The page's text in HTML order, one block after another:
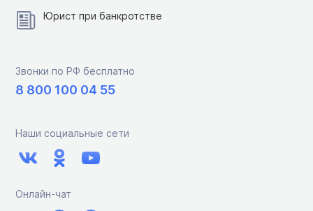
Юрист при банкротстве
Звонки по РФ бесплатно
8 800 100 04 55
Наши социальные сети
Онлайн-чат